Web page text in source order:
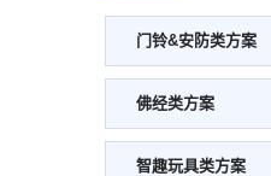
门铃&安防类方案
佛经类方案
智趣玩具类方案